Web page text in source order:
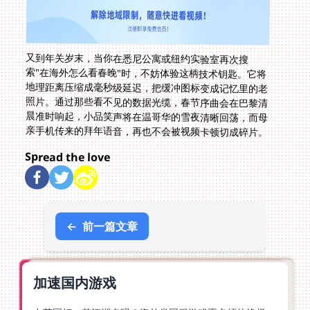
又到年关岁末，当你在悉尼公寓或纽约实验室再次搜
索"在海外怎么看春晚"时，不妨体验这柄技术钥匙。它将
地理距离压缩成毫秒级延迟，把缓冲图标变成记忆里的老
照片。通过那些看不见的数据光缆，春节序曲会在巴黎清
晨准时响起，小品笑声将在温哥华的雪夜清晰回荡，而母
亲手机传来的拜年语音，再也不会被视频卡顿切成碎片。
Spread the love
← 前一篇文章
加速国内游戏